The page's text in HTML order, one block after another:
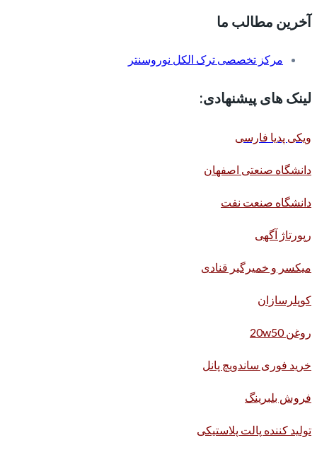
آخرین مطالب ما
مرکز تخصصی ترک الکل نوروسنتر
لینک های پیشنهادی:
ویکی پدیا فارسی
دانشگاه صنعتی اصفهان
دانشگاه صنعت نفت
رپورتاژ آگهی
میکسر و خمیرگیر قنادی
کوپلرسازان
روغن 20w50
خرید فوری ساندویچ پانل
فروش بلبرینگ
تولید کننده پالت پلاستیکی